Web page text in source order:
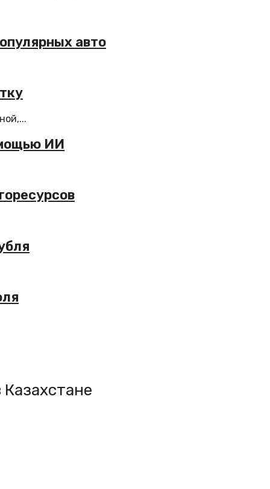
авто
ИИ